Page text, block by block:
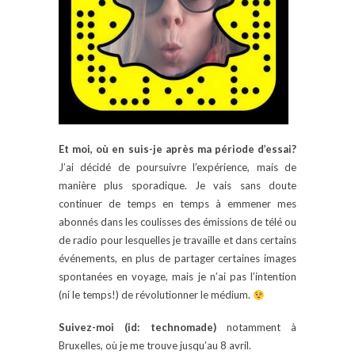
Et moi, où en suis-je après ma période d’essai?
J’ai décidé de poursuivre l’expérience, mais de
manière plus sporadique. Je vais sans doute
continuer de temps en temps à emmener mes
abonnés dans les coulisses des émissions de télé ou
de radio pour lesquelles je travaille et dans certains
événements, en plus de partager certaines images
spontanées en voyage, mais je n’ai pas l’intention
(ni le temps!) de révolutionner le médium.
Suivez-moi (id: technomade)notamment à
Bruxelles, où je me trouve jusqu’au 8 avril.